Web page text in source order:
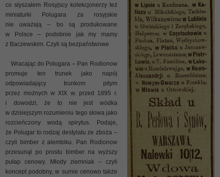
co słyszałem Rosyjscy kolekcjonerzy też
miniaturki Polugara za rosyjskie
nie uważają – bo są produkowane
w Polsce – podobnie jak my mamy
z Baczewskim. Czyli są bezpaństwowe
Wracając do Polugara – Pan Rodionow
promuje ten trunek jako napój
odpowiadający trunkom pitym
przez możnych w XIX w. przed 1895 r.
i dowodzi, że to nie jest wódka
w dzisiejszym rozumieniu tego słowa jako
rozcieńczony wodą spirytus. Podaje,
że Polugar to rodzaj destylatu ze zboża –
czyli bimber z alembiku. Pan Rodionow
przesunął po prostu bimber na wyższy
pułap cenowy. Młody ziemniak – czyli
koncept podobny, w sumie cenowo także